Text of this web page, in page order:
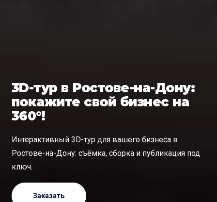
3D-тур в Ростове-на-Дону:
покажите свой бизнес на
360°!
Интерактивный 3D-тур для вашего бизнеса в
Ростове-на-Дону: съёмка, сборка и публикация под
ключ.
Заказать